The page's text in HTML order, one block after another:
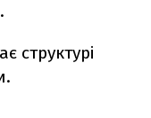
структурі